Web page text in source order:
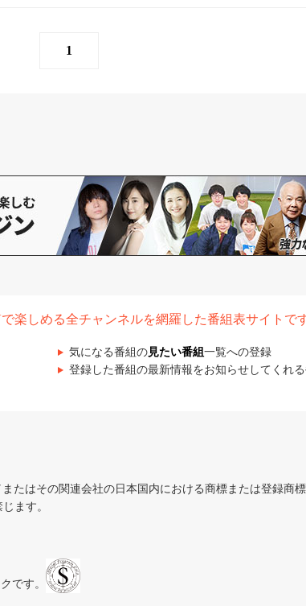
1
楽しめる全チャンネルを網羅した番組表サイトです
気になる番組の見たい番組 一覧への登録
登録した番組の最新情報をお知らせしてくれる
たはその関連会社の日本国内における商標または登録商標
ます。
です。